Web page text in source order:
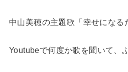
中山美穂の主題歌「幸せにな
Youtubeで何度か歌を聞いて、